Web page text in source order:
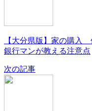
【大分県版】家の購入
銀行マンが教える注意点
次の記事